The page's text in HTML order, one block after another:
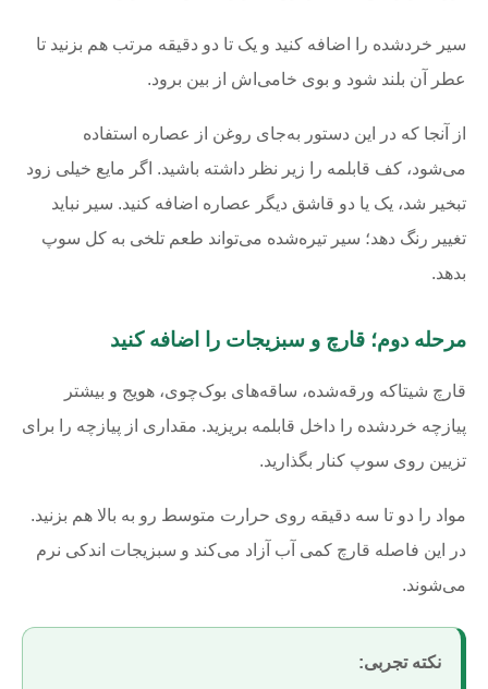
سیر خردشده را اضافه کنید و یک تا دو دقیقه مرتب هم بزنید تا
عطر آن بلند شود و بوی خامی‌اش از بین برود.
از آنجا که در این دستور به‌جای روغن از عصاره استفاده
می‌شود، کف قابلمه را زیر نظر داشته باشید. اگر مایع خیلی زود
تبخیر شد، یک یا دو قاشق دیگر عصاره اضافه کنید. سیر نباید
تغییر رنگ دهد؛ سیر تیره‌شده می‌تواند طعم تلخی به کل سوپ
بدهد.
مرحله دوم؛ قارچ و سبزیجات را اضافه کنید
قارچ شیتاکه ورقه‌شده، ساقه‌های بوک‌چوی، هویج و بیشتر
پیازچه خردشده را داخل قابلمه بریزید. مقداری از پیازچه را برای
تزیین روی سوپ کنار بگذارید.
مواد را دو تا سه دقیقه روی حرارت متوسط رو به بالا هم بزنید.
در این فاصله قارچ کمی آب آزاد می‌کند و سبزیجات اندکی نرم
می‌شوند.
نکته تجربی: